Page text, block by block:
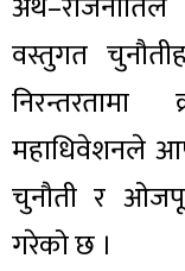
वस्तुगत
महाधिवेशनले
चुनौती र
गरेको छ ।